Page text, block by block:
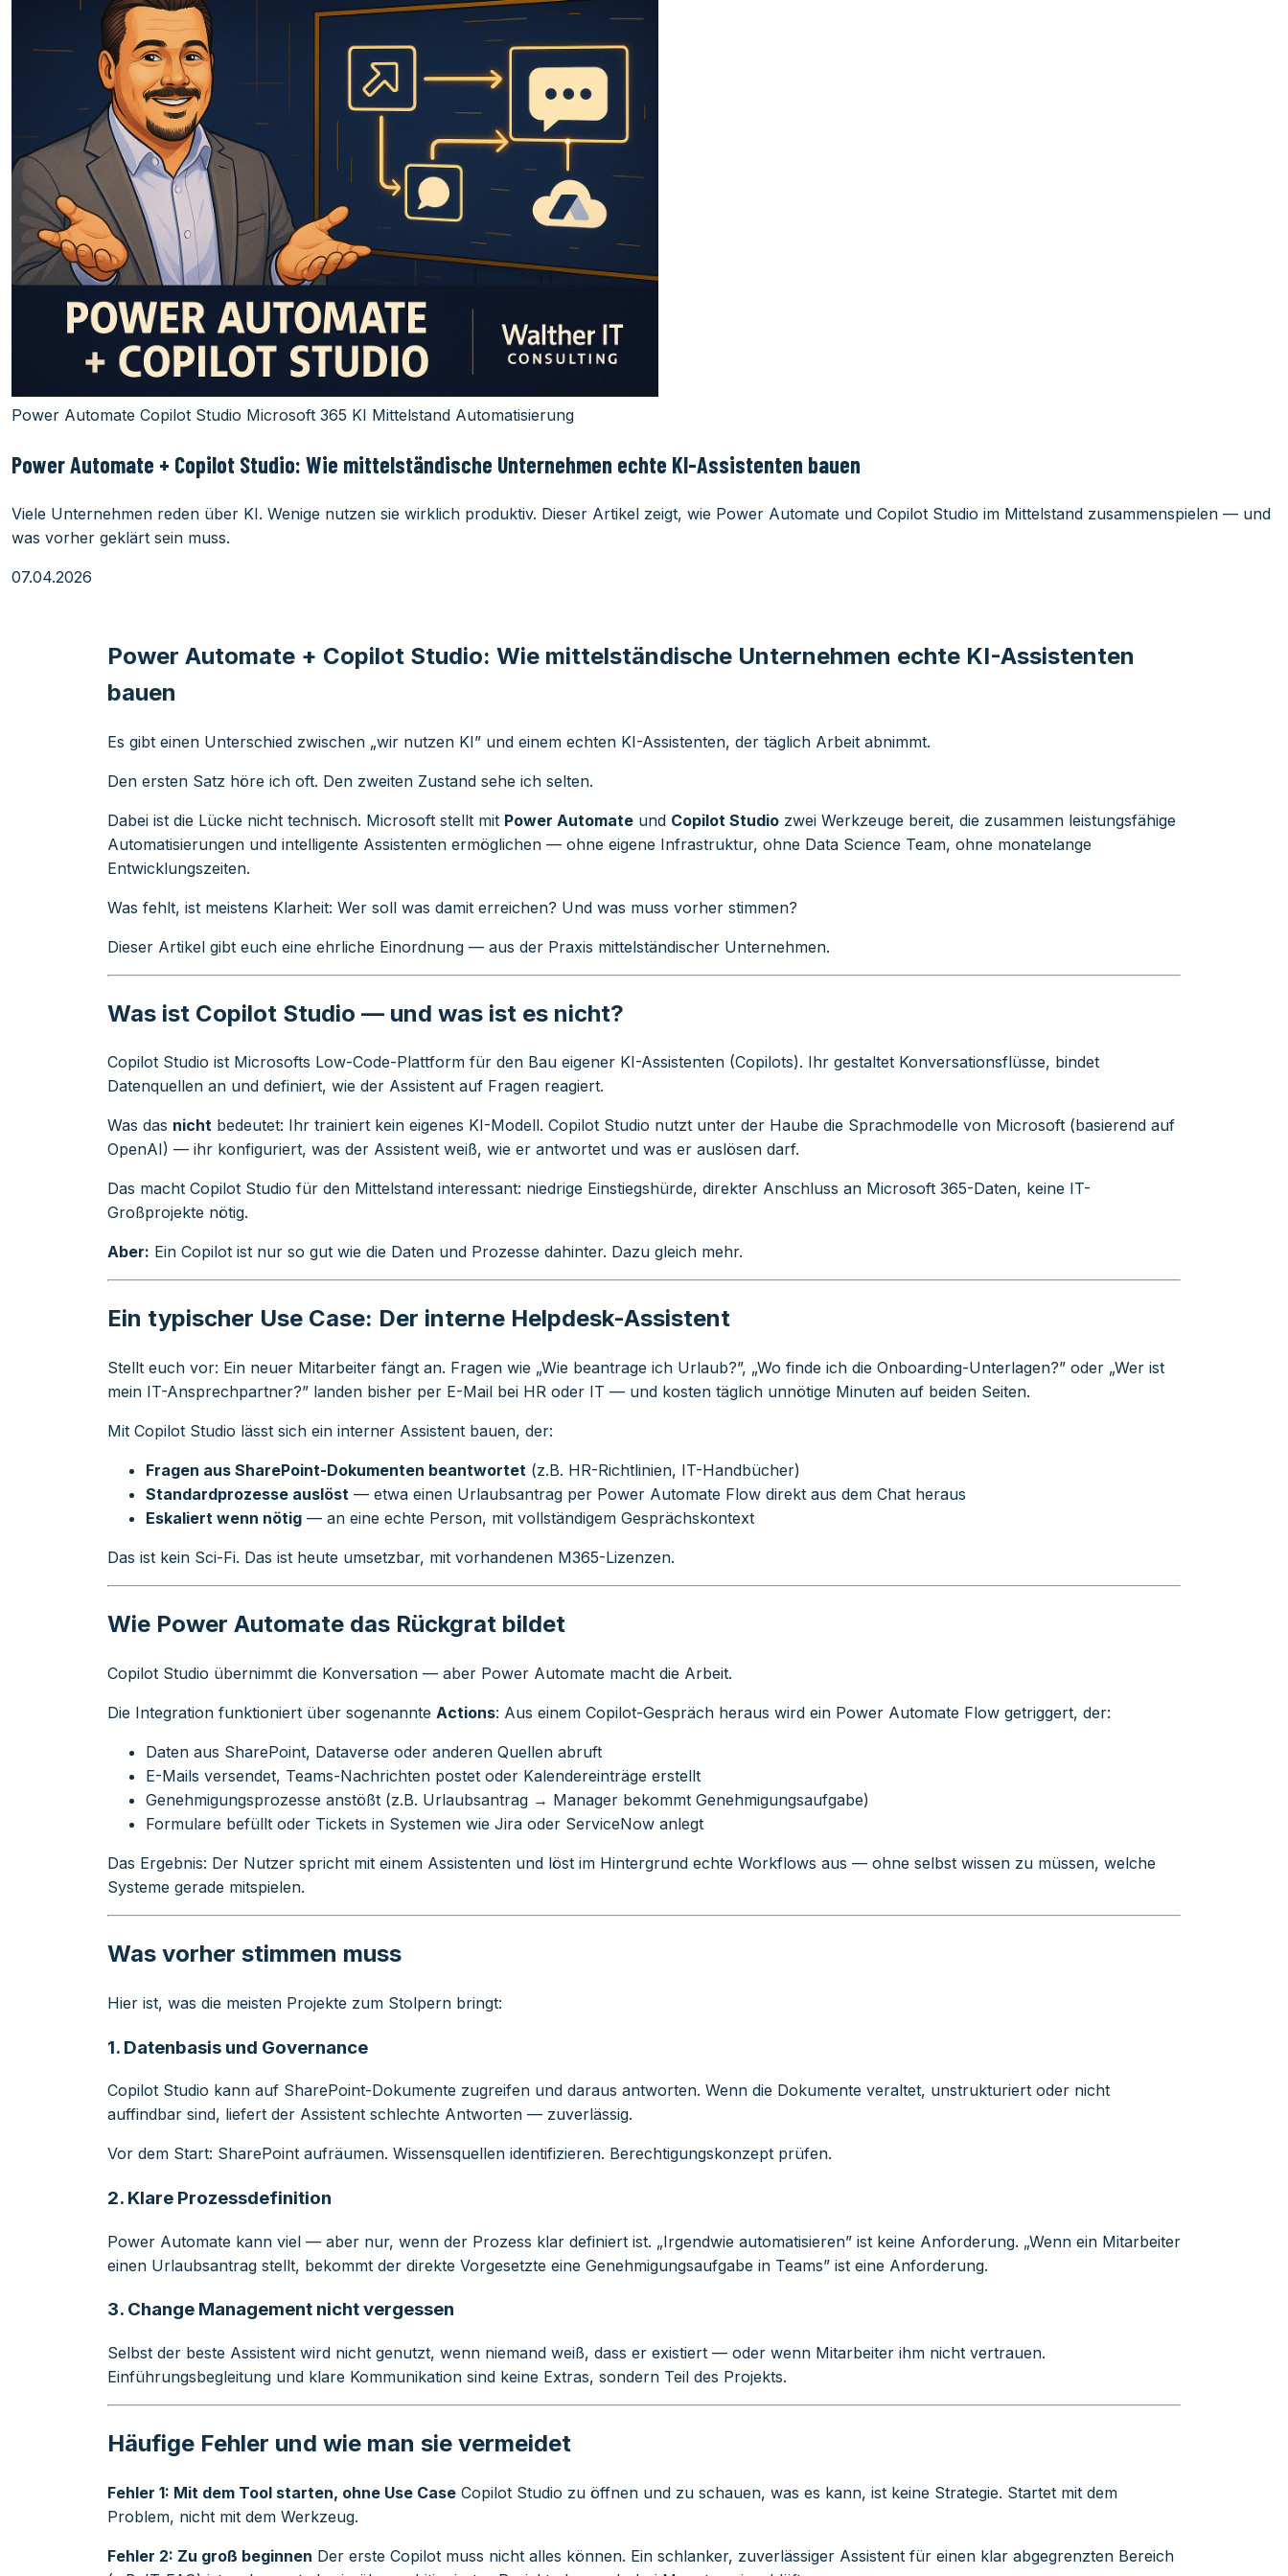
Power Automate Copilot Studio Microsoft 365 KI Mittelstand Automatisierung
Power Automate + Copilot Studio: Wie mittelständische Unternehmen echte KI-Assistenten bauen
Viele Unternehmen reden über KI. Wenige nutzen sie wirklich produktiv. Dieser Artikel zeigt, wie Power Automate und Copilot Studio im Mittelstand zusammenspielen — und
was vorher geklärt sein muss.
07.04.2026
Power Automate + Copilot Studio: Wie mittelständische Unternehmen echte KI-Assistenten
bauen
Es gibt einen Unterschied zwischen „wir nutzen KI” und einem echten KI-Assistenten, der täglich Arbeit abnimmt.
Den ersten Satz höre ich oft. Den zweiten Zustand sehe ich selten.
Dabei ist die Lücke nicht technisch. Microsoft stellt mit Power Automate und Copilot Studio zwei Werkzeuge bereit, die zusammen leistungsfähige
Automatisierungen und intelligente Assistenten ermöglichen — ohne eigene Infrastruktur, ohne Data Science Team, ohne monatelange
Entwicklungszeiten.
Was fehlt, ist meistens Klarheit: Wer soll was damit erreichen? Und was muss vorher stimmen?
Dieser Artikel gibt euch eine ehrliche Einordnung — aus der Praxis mittelständischer Unternehmen.
Was ist Copilot Studio — und was ist es nicht?
Copilot Studio ist Microsofts Low-Code-Plattform für den Bau eigener KI-Assistenten (Copilots). Ihr gestaltet Konversationsflüsse, bindet
Datenquellen an und definiert, wie der Assistent auf Fragen reagiert.
Was das nicht bedeutet: Ihr trainiert kein eigenes KI-Modell. Copilot Studio nutzt unter der Haube die Sprachmodelle von Microsoft (basierend auf
OpenAI) — ihr konfiguriert, was der Assistent weiß, wie er antwortet und was er auslösen darf.
Das macht Copilot Studio für den Mittelstand interessant: niedrige Einstiegshürde, direkter Anschluss an Microsoft 365-Daten, keine IT-
Großprojekte nötig.
Aber: Ein Copilot ist nur so gut wie die Daten und Prozesse dahinter. Dazu gleich mehr.
Ein typischer Use Case: Der interne Helpdesk-Assistent
Stellt euch vor: Ein neuer Mitarbeiter fängt an. Fragen wie „Wie beantrage ich Urlaub?”, „Wo finde ich die Onboarding-Unterlagen?” oder „Wer ist
mein IT-Ansprechpartner?” landen bisher per E-Mail bei HR oder IT — und kosten täglich unnötige Minuten auf beiden Seiten.
Mit Copilot Studio lässt sich ein interner Assistent bauen, der:
Fragen aus SharePoint-Dokumenten beantwortet (z.B. HR-Richtlinien, IT-Handbücher)
Standardprozesse auslöst — etwa einen Urlaubsantrag per Power Automate Flow direkt aus dem Chat heraus
Eskaliert wenn nötig — an eine echte Person, mit vollständigem Gesprächskontext
Das ist kein Sci-Fi. Das ist heute umsetzbar, mit vorhandenen M365-Lizenzen.
Wie Power Automate das Rückgrat bildet
Copilot Studio übernimmt die Konversation — aber Power Automate macht die Arbeit.
Die Integration funktioniert über sogenannte Actions: Aus einem Copilot-Gespräch heraus wird ein Power Automate Flow getriggert, der:
Daten aus SharePoint, Dataverse oder anderen Quellen abruft
E-Mails versendet, Teams-Nachrichten postet oder Kalendereinträge erstellt
Genehmigungsprozesse anstößt (z.B. Urlaubsantrag → Manager bekommt Genehmigungsaufgabe)
Formulare befüllt oder Tickets in Systemen wie Jira oder ServiceNow anlegt
Das Ergebnis: Der Nutzer spricht mit einem Assistenten und löst im Hintergrund echte Workflows aus — ohne selbst wissen zu müssen, welche
Systeme gerade mitspielen.
Was vorher stimmen muss
Hier ist, was die meisten Projekte zum Stolpern bringt:
1. Datenbasis und Governance
Copilot Studio kann auf SharePoint-Dokumente zugreifen und daraus antworten. Wenn die Dokumente veraltet, unstrukturiert oder nicht
auffindbar sind, liefert der Assistent schlechte Antworten — zuverlässig.
Vor dem Start: SharePoint aufräumen. Wissensquellen identifizieren. Berechtigungskonzept prüfen.
2. Klare Prozessdefinition
Power Automate kann viel — aber nur, wenn der Prozess klar definiert ist. „Irgendwie automatisieren” ist keine Anforderung. „Wenn ein Mitarbeiter
einen Urlaubsantrag stellt, bekommt der direkte Vorgesetzte eine Genehmigungsaufgabe in Teams” ist eine Anforderung.
3. Change Management nicht vergessen
Selbst der beste Assistent wird nicht genutzt, wenn niemand weiß, dass er existiert — oder wenn Mitarbeiter ihm nicht vertrauen.
Einführungsbegleitung und klare Kommunikation sind keine Extras, sondern Teil des Projekts.
Häufige Fehler und wie man sie vermeidet
Fehler 1: Mit dem Tool starten, ohne Use Case Copilot Studio zu öffnen und zu schauen, was es kann, ist keine Strategie. Startet mit dem
Problem, nicht mit dem Werkzeug.
Fehler 2: Zu groß beginnen Der erste Copilot muss nicht alles können. Ein schlanker, zuverlässiger Assistent für einen klar abgegrenzten Bereich